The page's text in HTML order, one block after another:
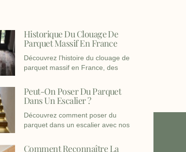
Historique Du Clouage De
Parquet Massif En France
Découvrez l’histoire du clouage de
parquet massif en France, des
Peut-On Poser Du Parquet
Dans Un Escalier ?
Découvrez comment poser du
parquet dans un escalier avec nos
Comment Reconnaître La